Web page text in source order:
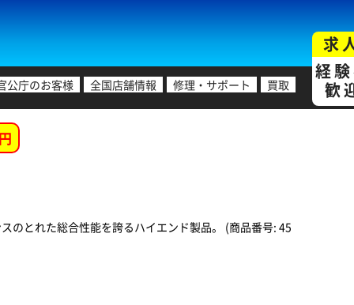
公庁のお客様 全国店舗情報 修理・サポート 買取
求
経
歓
のとれた総合性能を誇るハイエンド製品。 (商品番号: 45